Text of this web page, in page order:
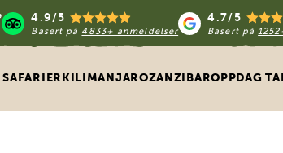
4.9/5
Basert på 4833+ anmeldelser
4.7/5
Basert på
SAFARIERKILIMANJAROZANZIBAROPPDAG